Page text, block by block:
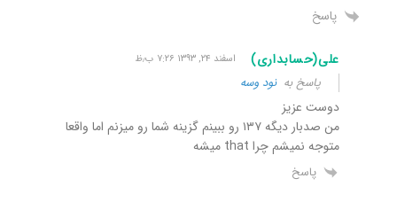
پاسخ
علی(حسابداری) اسفند ۲۴, ۱۳۹۳ ۷:۲۶ ب٫ظ
پاسخ بهنود وسه
دوست عزیز
من صدبار دیگه ۱۳۷ رو ببینم گزینه شما رو میزنم اما واقعا
متوجه نمیشم چرا that میشه
پاسخ